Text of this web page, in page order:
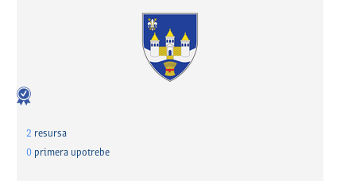
2 resursa
0 primera upotrebe